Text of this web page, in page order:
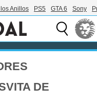
Anillos PS5 GTA 6 Sony
DE